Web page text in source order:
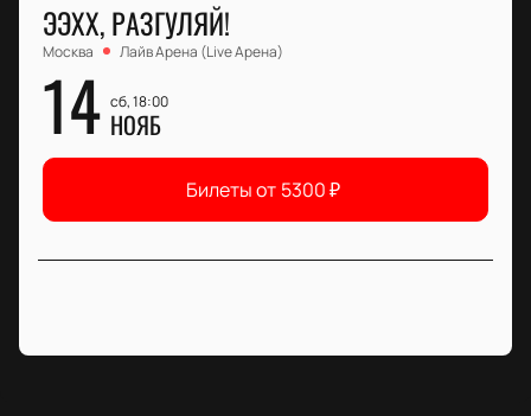
ЭЭХХ, РАЗГУЛЯЙ!
Москва Лайв Арена (Live Арена)
14 сб, 18:00
НОЯБ
Билеты от 5300₽